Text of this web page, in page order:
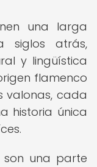
una larga
siglos atrás,
y lingüística
flamenco
valonas, cada
historia única
son una parte